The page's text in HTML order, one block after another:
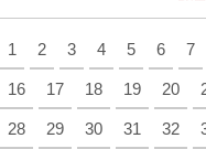
1 2 3 4 5 6 7
16 17 18 19 20
28 29 30 31 32